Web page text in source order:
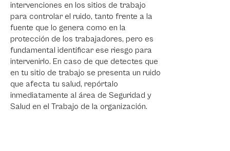
intervenciones en los sitios de trabajo
para controlar el ruido, tanto frente a la
fuente que lo genera como en la
protección de los trabajadores, pero es
fundamental identificar ese riesgo para
intervenirlo. En caso de que detectes que
en tu sitio de trabajo se presenta un ruido
que afecta tu salud, repórtalo
inmediatamente al área de Seguridad y
Salud en el Trabajo de la organización.